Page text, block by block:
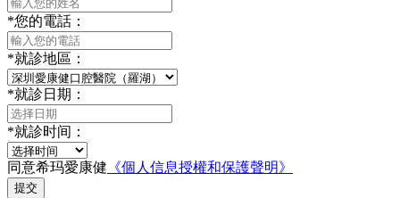
*您的電話：
*就診地區：
*就診日期：
*就診时间：
同意希玛愛康健 《個人信息授權和保護聲明》
提交